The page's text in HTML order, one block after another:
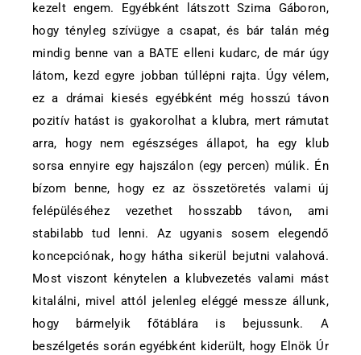
kezelt engem. Egyébként látszott Szima Gáboron,
hogy tényleg szívügye a csapat, és bár talán még
mindig benne van a BATE elleni kudarc, de már úgy
látom, kezd egyre jobban túllépni rajta. Úgy vélem,
ez a drámai kiesés egyébként még hosszú távon
pozitív hatást is gyakorolhat a klubra, mert rámutat
arra, hogy nem egészséges állapot, ha egy klub
sorsa ennyire egy hajszálon (egy percen) múlik. Én
bízom benne, hogy ez az összetöretés valami új
felépüléséhez vezethet hosszabb távon, ami
stabilabb tud lenni. Az ugyanis sosem elegendő
koncepciónak, hogy hátha sikerül bejutni valahová.
Most viszont kénytelen a klubvezetés valami mást
kitalálni, mivel attól jelenleg eléggé messze állunk,
hogy bármelyik főtáblára is bejussunk. A
beszélgetés során egyébként kiderült, hogy Elnök Úr